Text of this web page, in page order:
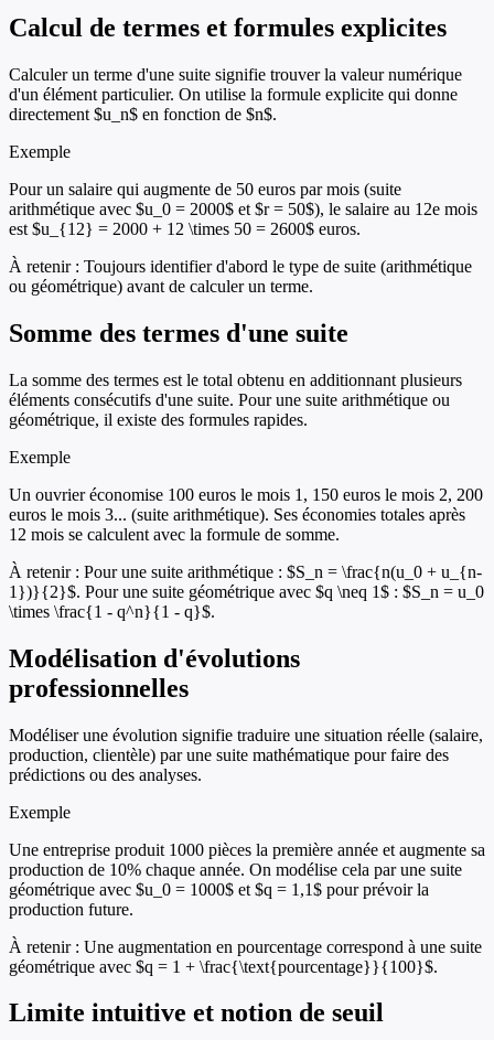
Calcul de termes et formules explicites
Calculer un terme d'une suite signifie trouver la valeur numérique
d'un élément particulier. On utilise la formule explicite qui donne
directement $u_n$ en fonction de $n$.
Exemple
Pour un salaire qui augmente de 50 euros par mois (suite
arithmétique avec $u_0 = 2000$ et $r = 50$), le salaire au 12e mois
est $u_{12} = 2000 + 12 \times 50 = 2600$ euros.
À retenir : Toujours identifier d'abord le type de suite (arithmétique
ou géométrique) avant de calculer un terme.
Somme des termes d'une suite
La somme des termes est le total obtenu en additionnant plusieurs
éléments consécutifs d'une suite. Pour une suite arithmétique ou
géométrique, il existe des formules rapides.
Exemple
Un ouvrier économise 100 euros le mois 1, 150 euros le mois 2, 200
euros le mois 3... (suite arithmétique). Ses économies totales après
12 mois se calculent avec la formule de somme.
À retenir : Pour une suite arithmétique : $S_n = \frac{n(u_0 + u_{n-
1})}{2}$. Pour une suite géométrique avec $q \neq 1$ : $S_n = u_0
\times \frac{1 - q^n}{1 - q}$.
Modélisation d'évolutions
professionnelles
Modéliser une évolution signifie traduire une situation réelle (salaire,
production, clientèle) par une suite mathématique pour faire des
prédictions ou des analyses.
Exemple
Une entreprise produit 1000 pièces la première année et augmente sa
production de 10% chaque année. On modélise cela par une suite
géométrique avec $u_0 = 1000$ et $q = 1,1$ pour prévoir la
production future.
À retenir : Une augmentation en pourcentage correspond à une suite
géométrique avec $q = 1 + \frac{\text{pourcentage}}{100}$.
Limite intuitive et notion de seuil